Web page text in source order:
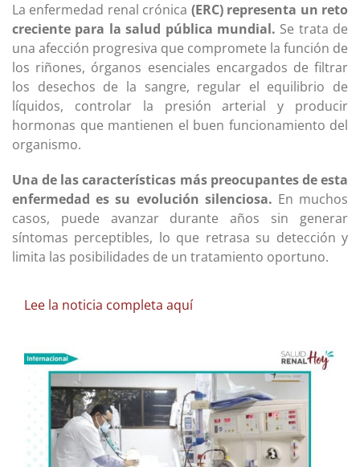
La enfermedad renal crónica (ERC) representa un reto
creciente para la salud pública mundial. Se trata de
una afección progresiva que compromete la función de
los riñones, órganos esenciales encargados de filtrar
los desechos de la sangre, regular el equilibrio de
líquidos, controlar la presión arterial y producir
hormonas que mantienen el buen funcionamiento del
organismo.
Una de las características más preocupantes de esta
enfermedad es su evolución silenciosa. En muchos
casos, puede avanzar durante años sin generar
síntomas perceptibles, lo que retrasa su detección y
limita las posibilidades de un tratamiento oportuno.
Lee la noticia completa aquí